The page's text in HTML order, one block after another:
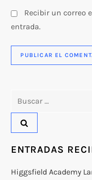
Recibir un correo
entrada.
ENTRADAS
Higgsfield Academy